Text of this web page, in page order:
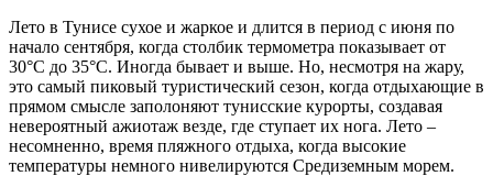
Лето в Тунисе сухое и жаркое и длится в период с июня по
начало сентября, когда столбик термометра показывает от
30°C до 35°C. Иногда бывает и выше. Но, несмотря на жару,
это самый пиковый туристический сезон, когда отдыхающие в
прямом смысле заполоняют тунисские курорты, создавая
невероятный ажиотаж везде, где ступает их нога. Лето –
несомненно, время пляжного отдыха, когда высокие
температуры немного нивелируются Средиземным морем.